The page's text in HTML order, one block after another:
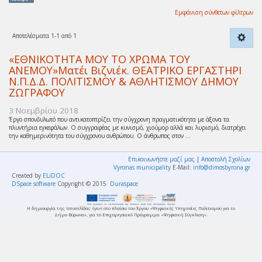
Εμφάνιση σύνθετων φίλτρων
Αποτελέσματα 1-1 από 1
«ΕΘΝΙΚΟΤΗΤΑ ΜΟΥ ΤΟ ΧΡΩΜΑ ΤΟΥ
ΑΝΕΜΟΥ»Ματέι Βιζνιέκ. ΘΕΑΤΡΙΚΟ ΕΡΓΑΣΤΗΡΙ
Ν.Π.Δ.Δ. ΠΟΛΙΤΙΣΜΟΥ & ΑΘΛΗΤΙΣΜΟΥ ΔΗΜΟΥ
ΖΩΓΡΑΦΟΥ
3 Νοεμβρίου 2018
Έργο σπονδυλωτό που αντικατοπτρίζει την σύγχρονη πραγματικότητα με άξονα τα
πλυντήρια εγκεφάλων. Ο συγγραφέας με κυνισμό, χιούμορ αλλά και λυρισμό, διατρέχει
την καθημερινότητα του σύγχρονου ανθρώπου. Ο άνθρωπος στον ...
Επικοινωνήστε μαζί μας | Αποστολή Σχολίων
Vyronas municipality E-Mail: info@dimosbyrona.gr
Created by ELiDOC
DSpace software Copyright © 2015 Duraspace
Η δημιουργία της Ιστοσελίδας έγινε στο πλαίσιο του Έργου «Ψηφιακές Υπηρεσίες Πολιτισμού για το
Δήμο Βύρωνα», για το Επιχειρησιακό Πρόγραμμα «Ψηφιακή Σύγκλιση».